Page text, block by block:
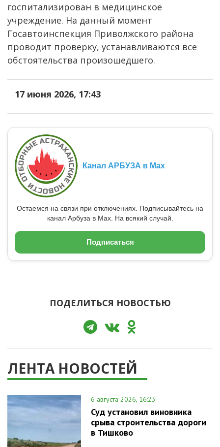
госпитализирован в медицинское
учреждение. На данный момент
Госавтоинспекция Приволжского района
проводит проверку, устанавливаются все
обстоятельства произошедшего.
17 июня 2026, 17:43
Канал АРБУЗА в Max
Остаемся на связи при отключениях. Подписывайтесь на
канал Арбуза в Max. На всякий случай.
Подписаться
ПОДЕЛИТЬСЯ НОВОСТЬЮ
ЛЕНТА НОВОСТЕЙ
6 августа 2026, 16:23
Суд установил виновника
срыва строительства дороги
в Тишково